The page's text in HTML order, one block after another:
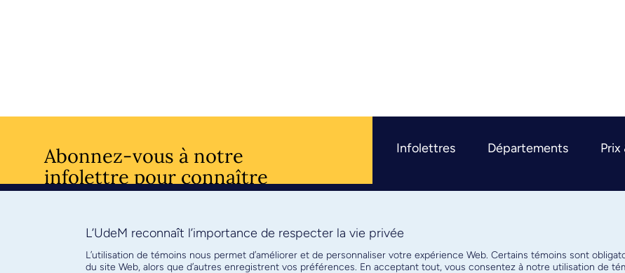
Abonnez-vous à notre
infolettre pour connaître
l’actualité facultaire
S'ABONNER
Infolettres Départements
L’UdeM reconnaît l’importance de respecter la vie privée
L’utilisation de témoins nous permet d’améliorer et de personnaliser votre expérience Web. Certains témoins sont
du site Web, alors que d’autres enregistrent vos préférences. En acceptant tout, vous consentez à notre utilisation de